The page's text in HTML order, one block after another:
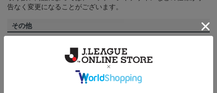
告なく変更になることがございます。
その他
ギフト対応について